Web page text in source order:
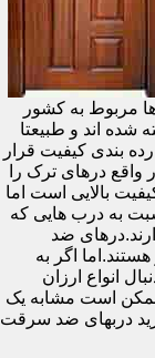
مربوط به کشور
شده اند و طبیعتا
بندی کیفیت قرار
درهای ترک را
بالایی است اما
به درب هایی که
ضد
اگر به
انواع ارزان
است مشابه یک
دربهای ضد سرقت